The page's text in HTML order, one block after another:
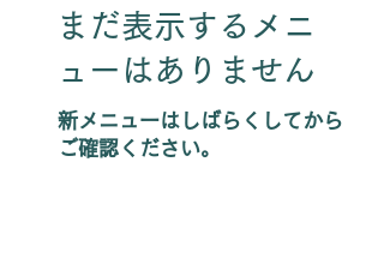
まだ表示するメニ
ューはありません
新メニューはしばらくしてから
ご確認ください。